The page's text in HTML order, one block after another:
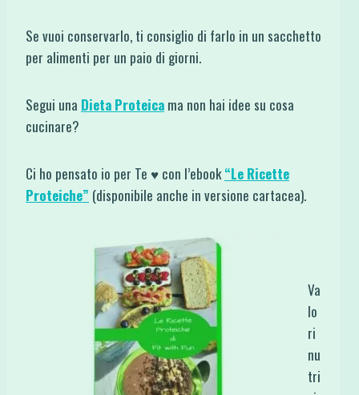
Se vuoi conservarlo, ti consiglio di farlo in un sacchetto
per alimenti per un paio di giorni.
Segui una Dieta Proteica ma non hai idee su cosa
cucinare?
Ci ho pensato io per Te ♥ con l’ebook “Le Ricette
Proteiche” (disponibile anche in versione cartacea).
Va
lo
ri
nu
tri